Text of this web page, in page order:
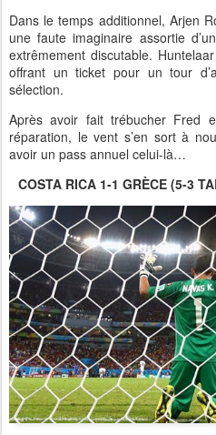
Dans le temps additionnel, Arjen
une faute imaginaire assortie
extrêmement discutable.
offrant un ticket pour un tour
sélection.
Après avoir fait trébucher Fred
réparation, le vent s’en sort à
avoir un pass annuel celui-là…
COSTA RICA 1-1 GRÈCE (5-3